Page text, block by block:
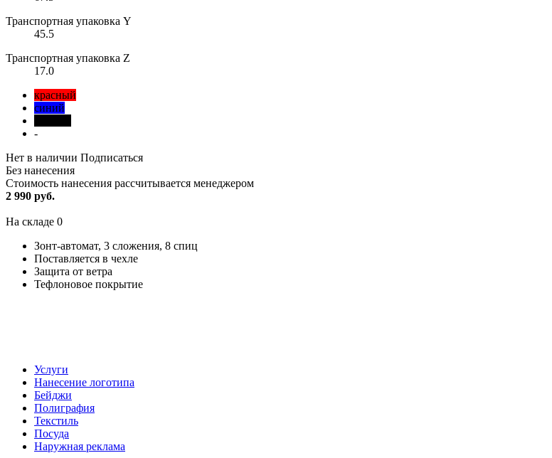
Транспортная упаковка Y
45.5
Транспортная упаковка Z
17.0
красный
синий
-
Нет в наличии Подписаться
Без нанесения
Стоимость нанесения рассчитывается менеджером
2 990 руб.
На складе 0
Зонт-автомат, 3 сложения, 8 спиц
Поставляется в чехле
Защита от ветра
Тефлоновое покрытие
Услуги
Нанесение логотипа
Бейджи
Полиграфия
Текстиль
Посуда
Наружная реклама